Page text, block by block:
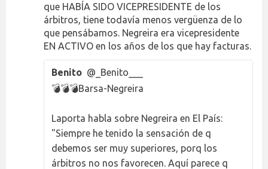
que HABÍA SIDO VICEPRESIDENTE de los
árbitros, tiene todavía menos vergüenza de lo
que pensábamos. Negreira era vicepresidente
EN ACTIVO en los años de los que hay facturas.
Benito @_Benito___
💣💣💣Barsa-Negreira
Laporta habla sobre Negreira en El País:
"Siempre he tenido la sensación de q
debemos ser muy superiores, porq los
árbitros no nos favorecen. Aquí parece q